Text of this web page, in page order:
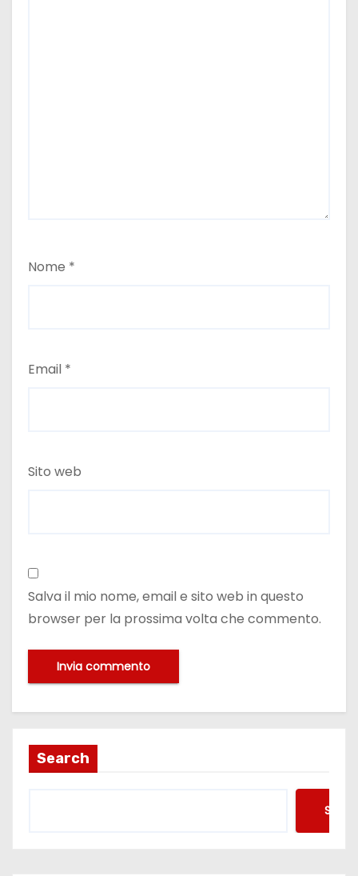
Nome *
Email *
Sito web
Salva il mio nome, email e sito web in questo
browser per la prossima volta che commento.
Search